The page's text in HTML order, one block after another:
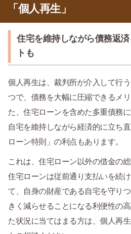
「個人再生」
住宅を維持しながら債務返
トも
個人再生は、裁判所が介入して行
つで、債務を大幅に圧縮できるメ
た、住宅ローンを含めた多重債務
自宅を維持しながら経済的に立ち
ローン特則」の利点もあります。
これは、住宅ローン以外の借金の
住宅ローンは従前通り支払いを続
て、自身の財産である自宅を守り
きく減らせることになる利便性の
た状況に当てはまる方は、個人再